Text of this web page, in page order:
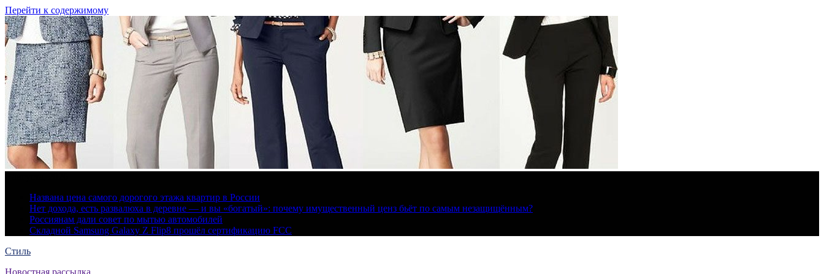
Перейти к содержимому
Названа цена самого дорогого этажа квартир в России
Нет дохода, есть развалюха в деревне — и вы «богатый»: почему имущественный ценз бьёт по самым незащищённым?
Россиянам дали совет по мытью автомобилей
Складной Samsung Galaxy Z Flip8 прошёл сертификацию FCC
Стиль
Новостная рассылка